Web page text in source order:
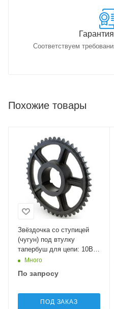
Соответствуем
Похожие товары
Звёздочка со ступицей
(чугун) под втулку
тапербуш для цепи: 10B-
1, Z=45, 5/8" x 3/8"
Много
По запросу
ПОД ЗАКАЗ